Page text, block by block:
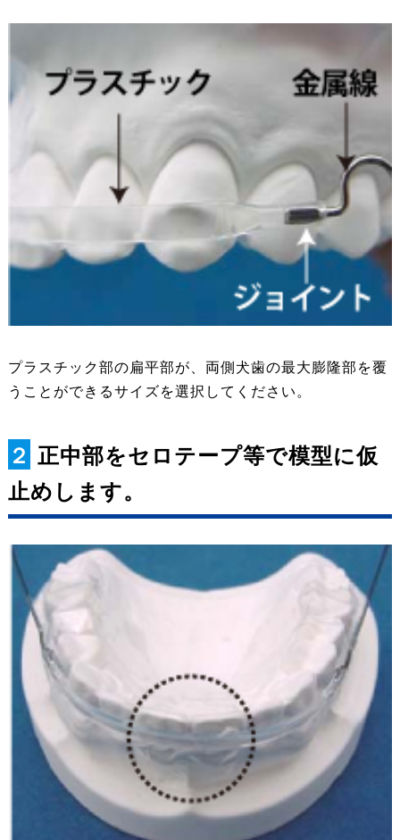
プラスチック部の扁平部が、両側犬歯の最大膨隆部を覆
うことができるサイズを選択してください。
２ 正中部をセロテープ等で模型に仮
止めします。